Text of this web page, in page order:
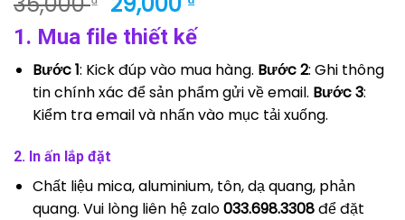
gốc
là:
35,000 ₫.
hiện
tại
là:
29,000 ₫.
1. Mua file thiết kế
Bước 1: Kick đúp vào mua hàng. Bước 2: Ghi thông
tin chính xác để sản phẩm gửi về email. Bước 3:
Kiểm tra email và nhấn vào mục tải xuống.
2. In ấn lắp đặt
Chất liệu mica, aluminium, tôn, dạ quang, phản
quang. Vui lòng liên hệ zalo033.698.3308để đặt